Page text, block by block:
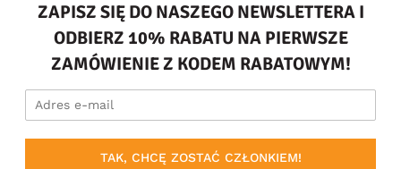
ZAPISZ SIĘ DO NASZEGO NEWSLETTERA I
ODBIERZ 10% RABATU NA PIERWSZE
ZAMÓWIENIE Z KODEM RABATOWYM!
TAK, CHCĘ ZOSTAĆ CZŁONKIEM!